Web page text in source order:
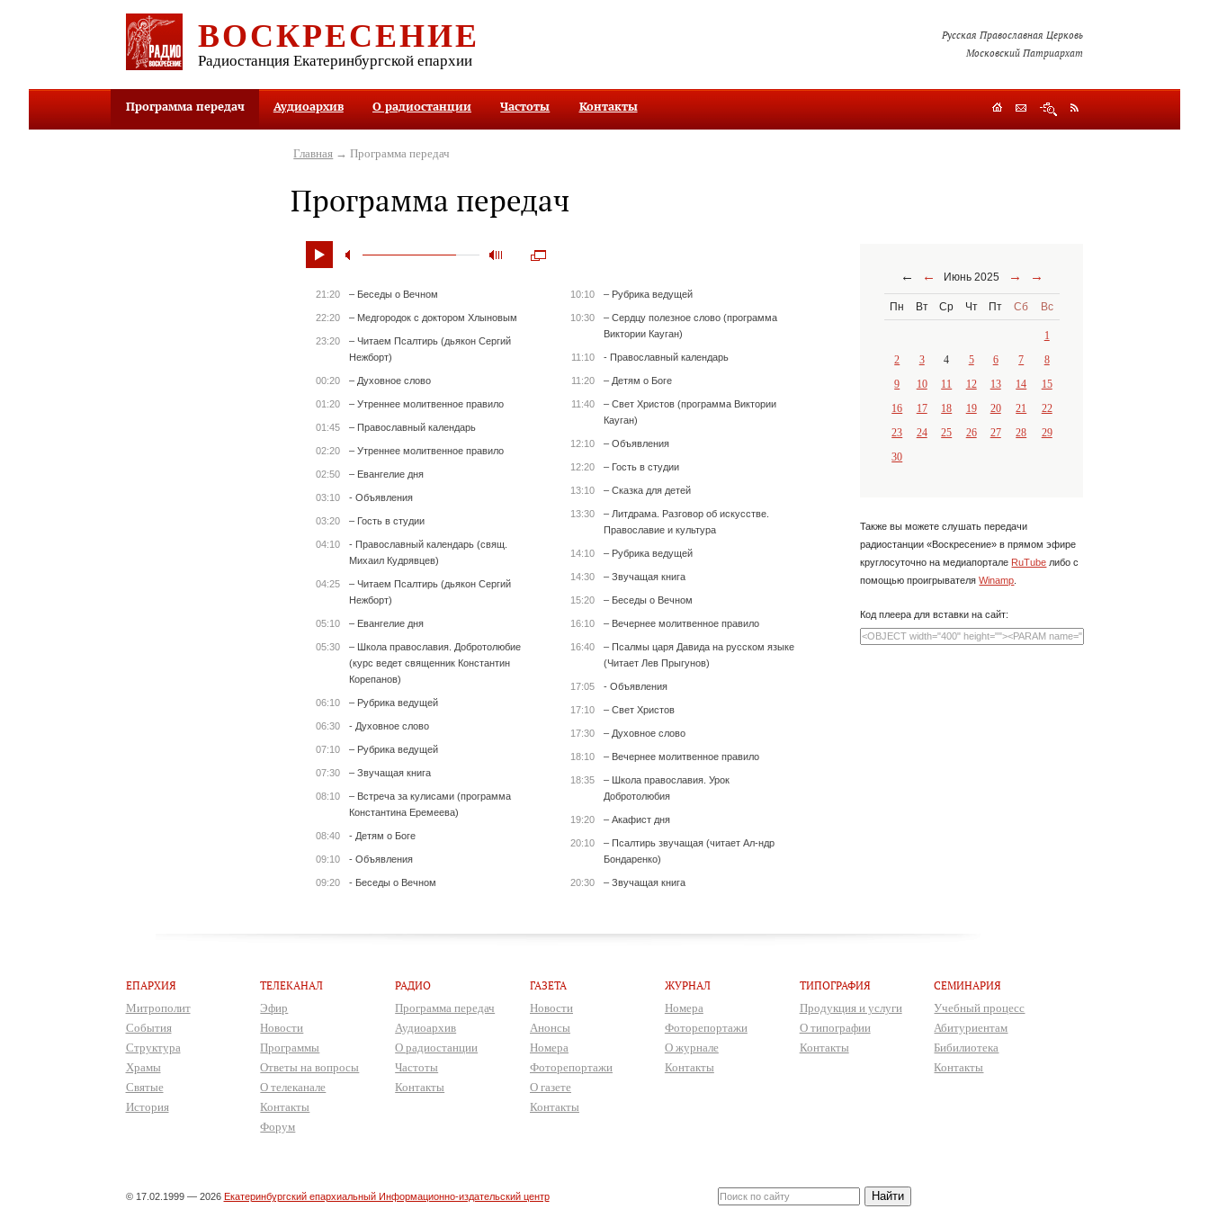
ВОСКРЕСЕНИЕ
Радиостанция Екатеринбургской епархии
Русская Православная Церковь
Московский Патриархат
Программа передач Аудиоархив О радиостанции Частоты Контакты
Главная → Программа передач
Программа передач
21:20 – Беседы о Вечном
22:20 – Медгородок с доктором Хлыновым
23:20
– Читаем Псалтирь (дьякон Сергий
Нежборт)
00:20 – Духовное слово
01:20 – Утреннее молитвенное правило
01:45 – Православный календарь
02:20 – Утреннее молитвенное правило
02:50 – Евангелие дня
03:10 - Объявления
03:20 – Гость в студии
04:10
- Православный календарь (свящ.
Михаил Кудрявцев)
04:25
– Читаем Псалтирь (дьякон Сергий
Нежборт)
05:10 – Евангелие дня
05:30
– Школа православия. Добротолюбие
(курс ведет священник Константин
Корепанов)
06:10 – Рубрика ведущей
06:30 - Духовное слово
07:10 – Рубрика ведущей
07:30 – Звучащая книга
08:10
– Встреча за кулисами (программа
Константина Еремеева)
08:40 - Детям о Боге
09:10 - Объявления
09:20 - Беседы о Вечном
10:10 – Рубрика ведущей
10:30
– Сердцу полезное слово (программа
Виктории Кауган)
11:10 - Православный календарь
11:20 – Детям о Боге
11:40
– Свет Христов (программа Виктории
Кауган)
12:10 – Объявления
12:20 – Гость в студии
13:10 – Сказка для детей
13:30
– Литдрама. Разговор об искусстве.
Православие и культура
14:10 – Рубрика ведущей
14:30 – Звучащая книга
15:20 – Беседы о Вечном
16:10 – Вечернее молитвенное правило
16:40
– Псалмы царя Давида на русском языке
(Читает Лев Прыгунов)
17:05 - Объявления
17:10 – Свет Христов
17:30 – Духовное слово
18:10 – Вечернее молитвенное правило
18:35
– Школа православия. Урок
Добротолюбия
19:20 – Акафист дня
20:10
– Псалтирь звучащая (читает Ал-ндр
Бондаренко)
20:30 – Звучащая книга
← ← Июнь 2025 → →
Пн Вт Ср Чт Пт Сб Вс
1
2
3 4 5 6 7
8
9
10 11 12 13 14
15
16
17 18 19 20 21
22
23
24 25 26 27 28
29
30
Также вы можете слушать передачи
радиостанции «Воскресение» в прямом эфире
круглосуточно на медиапортале RuTube либо с
помощью проигрывателяWinamp.
Код плеера для вставки на сайт:
ЕПАРХИЯ
Митрополит
События
Структура
Храмы
Святые
История
ТЕЛЕКАНАЛ
Эфир
Новости
Программы
Ответы на вопросы
О телеканале
Контакты
Форум
РАДИО
Программа передач
Аудиоархив
О радиостанции
Частоты
Контакты
ГАЗЕТА
Новости
Анонсы
Номера
Фоторепортажи
О газете
Контакты
ЖУРНАЛ
Номера
Фоторепортажи
О журнале
Контакты
ТИПОГРАФИЯ
Продукция и услуги
О типографии
Контакты
СЕМИНАРИЯ
Учебный процесс
Абитуриентам
Бибилиотека
Контакты
© 17.02.1999 — 2026 Екатеринбургский епархиальный Информационно-издательский центр Найти